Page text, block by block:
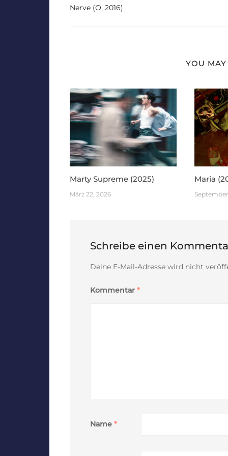
Nerve (O, 2016)
YOU
Marty Supreme (2025)
März 22, 2026
Maria
Schreibe einen
Deine E-Mail-Adresse wird nicht
Kommentar *
Name *